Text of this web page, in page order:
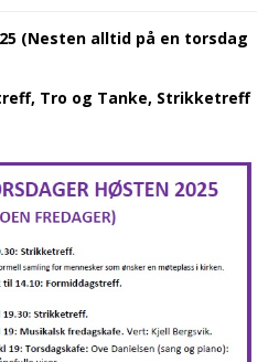
(Nesten alltid på en torsdag
Tro og Tanke, Strikketreff